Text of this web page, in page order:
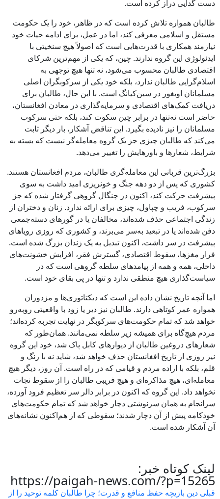
دست گدایی دراز کرده است.
طالبان همواره تلاش کرده است که در ظاهر، خود را یک حکومت
مستقل و اسلامی معرفی کند، اما در عمل، برای ادامه حیات خود
نیازمند همکاری با قدرت‌هایی است که اصولاً هیچ سنخیتی با
ایدئولوژی این گروه ندارند. چین، که یکی از مهم‌ترین شرکای
اقتصادی طالبان محسوب می‌شود، نه تنها هیچ توجهی به
اسلام‌گرایی طالبان ندارد، بلکه خود یکی از سرکوبگران اصلی
مسلمانان اویغور در سین‌کیانگ است. با این حال، طالبان برای
دریافت کمک‌های اقتصادی و سرمایه‌گذاری در معادن افغانستان،
حاضر است نه‌تنها در برابر چین سکوت کند، بلکه حتی سرکوب
مسلمانان را نیز نادیده بگیرد. این تناقض آشکار، بار دیگر ثابت
می‌کند که طالبان چیزی جز یک گروه معامله‌گر نیست که بسته به
شرایط، شعارها و باورهایش را تغییر می‌دهد.
بزرگ‌ترین قربانی این معامله‌گری طالبان، مردم افغانستان هستند.
کشوری که پس از دو دهه جنگ و خونریزی امید داشت به سوی
پیشرفت حرکت کند، اکنون در چنگال گروهی گرفتار شده که جز
سرکوب، فریب و چپاول، چیزی برای ارائه ندارد. زنان و دختران از
زندگی اجتماعی حذف شده‌اند، مخالفان یا در گورهای دسته‌جمعی
دفن شده‌اند یا در تبعید به‌سر می‌برند، و کشوری که روزی رویاهای
پیشرفت در سر داشت، اکنون تبدیل به یک زندان بزرگ شده است.
فرار مغزها، سقوط اقتصادی، گسترش فقر، افزایش خشونت‌های
داخلی، همه و همه از پیامدهای سلطه گروهی است که در
سیاست‌گذاری هیچ منطقی ندارد و تنها در پی بقای خود است.
اما آنچه تاریخ نشان داده این است که دیکتاتوری‌ها و مزدوران
همواره عمر کوتاهی دارند. طالبان نیز دیر یا زود با واقعیتی روبه‌رو
خواهد شد که تمام حکومت‌های سرکوبگر در نهایت تجربه کرده‌اند؛
مردم هیچ‌گاه برای همیشه زیر سلطه نمی‌مانند. همان‌طور که
شعارهای دروغین طالبان از دیوارهای کابل پاک شد، خود این گروه
نیز روزی از تاریخ افغانستان حذف خواهد شد، شاید نه با رنگ و
قلم، بلکه با اراده مردم و قیامی که در راه است. آن روز، دیگر هیچ
معامله‌ای، هیچ مذاکره‌ای و هیچ فریبی طالبان را از سقوط نجات
نخواهد داد. این گروه که اکنون در برابر دالر سر تعظیم فرود آورده،
سرانجام به همان سرنوشتی دچار خواهد شد که تمام حکومت‌های
خودکامه پیش از آن دچار شدند؛ سقوطی که از هم‌اکنون نشانه‌های
آن آشکار شده است.
لینک کوتاه خبر:
https://paigah-news.com/?p=15265
قبلی دین بازیچه حفظ منافع و قدرت؛ چرا طالبان کلمه توحید را از